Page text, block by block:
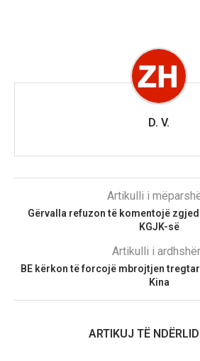
D. V.
Artikulli i
Gërvalla refuzon të komentojë
KGJK-së
Artikulli i
BE kërkon të forcojë mbrojtjen
Kina
ARTIKUJ TË